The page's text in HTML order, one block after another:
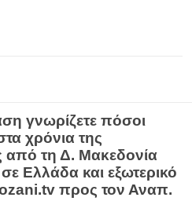
γνωρίζετε πόσοι
χρόνια της
από τη Δ. Μακεδονία
Ελλάδα και εξωτερικό
προς τον Αναπ.